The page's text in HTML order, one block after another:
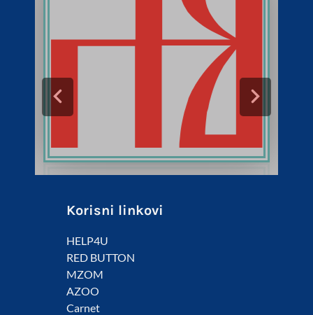
Korisni linkovi
HELP4U
RED BUTTON
MZOM
AZOO
Carnet